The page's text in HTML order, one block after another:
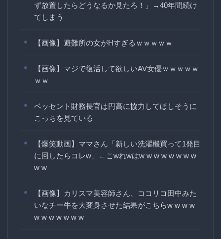
ず放置したらどうなるか見たろ！」→40年間続け
てしまう
【画像】避難所の女がHすぎるｗｗｗｗｗ
【画像】マジで復活して欲しいAV女優ｗｗｗｗｗ
ｗｗ
ベッセント財務長官は円高に協力してほしそうに
こっちを見ている
【爆笑動画】ママさん「新しい洗濯機買って1発目
に回したらコレw」←こwれwはw w w w w w w w
w w
【画像】カリスマ美容師さん、ココリコ田中みた
いなチー牛を大変身させた結果がこちらw w w w
w w w w w w w